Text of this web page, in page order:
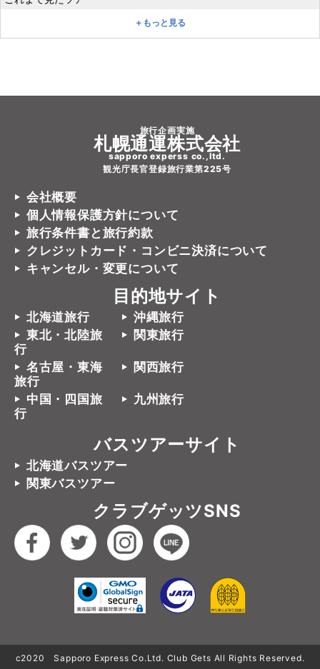
＋もっと見る
旅行企画実施
札幌通運株式会社
sapporo experss co.,ltd.
観光庁長官登録旅行業第225号
会社概要
個人情報保護方針について
旅行条件書と旅行約款
クレジットカード・コンビニ決済について
キャンセル・変更について
目的地サイト
北海道旅行
沖縄旅行
東北・北陸旅
行
関東旅行
名古屋・東海
旅行
関西旅行
中国・四国旅
行
九州旅行
バスツアーサイト
北海道バスツアー
関東バスツアー
クラブゲッツSNS
c2020 Sapporo Express Co.Ltd. Club Gets All Rights Reserved.